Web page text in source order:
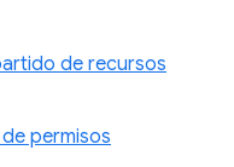
de recursos
permisos